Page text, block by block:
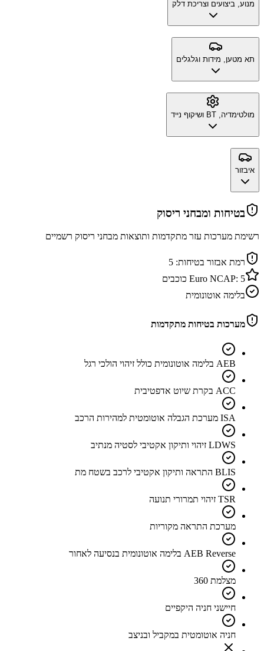
מנוע, ביצועים וצריכת דלק
תא מטען, מידות וגלגלים
מולטימדיה, BT ושיקוף נייד
איבזור
בטיחות ומבחני ריסוק
רשימת מערכות עזר מתקדמות ותוצאות מבחני ריסוק רשמיים
רמת אבזור בטיחות: 5
Euro NCAP: 5
כוכבים
בלימה אוטונומית
מערכות בטיחות מתקדמות
AEB בלימה אוטונומית כולל זיהוי הולכי רגל
ACC בקרת שיוט אדפטיבית
ISA מערכת הגבלה אוטומטית למהירות הרכב
LDWS זיהוי ותיקון אקטיבי לסטיה מנתיב
BLIS התראה ותיקון אקטיבי לרכב בשטח מת
TSR זיהוי תמרורי תנועה
מערכת התראה מקוריות
AEB Reverse בלימה אוטונומית בנסיעה לאחור
מצלמת 360
חיישני חניה היקפיים
חניה אוטומטית במקביל ובניצב